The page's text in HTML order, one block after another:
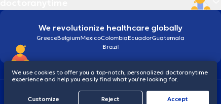
We revolutionize healthcare globally
GreeceBelgiumMexicoColombiaEcuadorGuatemala
Brazil
Cookiesdoctoranytime: Data Protection Policy
© 2026 doctoranytime
We use cookies to offer you a top-notch, personalized doctoranytime
experience and help you easily find what you’re looking for.
Customize Reject Accept